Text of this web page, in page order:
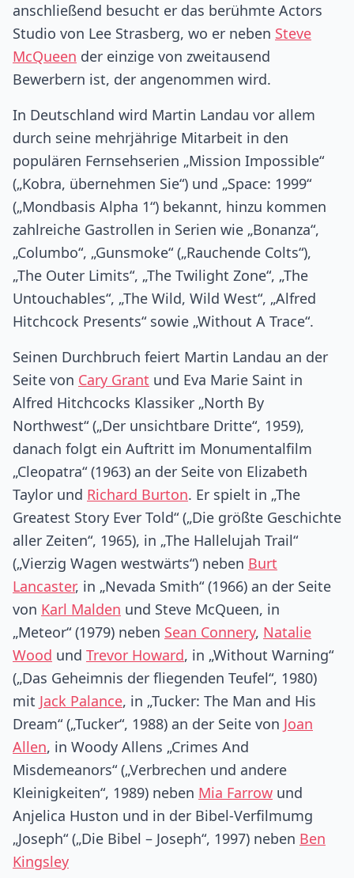
anschließend besucht er das berühmte Actors
Studio von Lee Strasberg, wo er neben Steve
McQueen der einzige von zweitausend
Bewerbern ist, der angenommen wird.
In Deutschland wird Martin Landau vor allem
durch seine mehrjährige Mitarbeit in den
populären Fernsehserien „Mission Impossible“
(„Kobra, übernehmen Sie“) und „Space: 1999“
(„Mondbasis Alpha 1“) bekannt, hinzu kommen
zahlreiche Gastrollen in Serien wie „Bonanza“,
„Columbo“, „Gunsmoke“ („Rauchende Colts“),
„The Outer Limits“, „The Twilight Zone“, „The
Untouchables“, „The Wild, Wild West“, „Alfred
Hitchcock Presents“ sowie „Without A Trace“.
Seinen Durchbruch feiert Martin Landau an der
Seite von Cary Grant und Eva Marie Saint in
Alfred Hitchcocks Klassiker „North By
Northwest“ („Der unsichtbare Dritte“, 1959),
danach folgt ein Auftritt im Monumentalfilm
„Cleopatra“ (1963) an der Seite von Elizabeth
Taylor und Richard Burton. Er spielt in „The
Greatest Story Ever Told“ („Die größte Geschichte
aller Zeiten“, 1965), in „The Hallelujah Trail“
(„Vierzig Wagen westwärts“) neben Burt
Lancaster, in „Nevada Smith“ (1966) an der Seite
von Karl Malden und Steve McQueen, in
„Meteor“ (1979) neben Sean Connery, Natalie
Wood und Trevor Howard, in „Without Warning“
(„Das Geheimnis der fliegenden Teufel“, 1980)
mit Jack Palance, in „Tucker: The Man and His
Dream“ („Tucker“, 1988) an der Seite von Joan
Allen, in Woody Allens „Crimes And
Misdemeanors“ („Verbrechen und andere
Kleinigkeiten“, 1989) neben Mia Farrow und
Anjelica Huston und in der Bibel-Verfilmumg
„Joseph“ („Die Bibel – Joseph“, 1997) neben Ben
Kingsley